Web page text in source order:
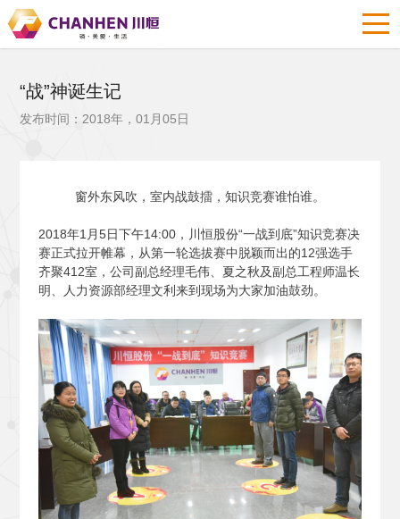
“战”神诞生记
发布时间：2018年，01月05日
窗外东风吹，室内战鼓擂，知识竞赛谁怕谁。
2018年1月5日下午14:00，川恒股份“一战到底”知识竞赛决
赛正式拉开帷幕，从第一轮选拔赛中脱颖而出的12强选手
齐聚412室，公司副总经理毛伟、夏之秋及副总工程师温长
明、人力资源部经理文利来到现场为大家加油鼓劲。